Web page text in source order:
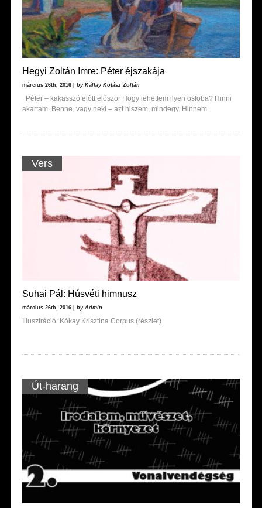
Hegyi Zoltán Imre: Péter éjszakája
március 26th, 2016 | by Kállay Kotász Zoltán
Péter – kakasszó előtt először Hogy lehettem ilyen ostoba? Hinni
akartam. Benne, vagy neki – azt hiszem, mindegy. Hinnem
Vers
Suhai Pál: Húsvéti himnusz
március 26th, 2016 | by Admin
Illusztráció: Kókay Krisztina Corpus (részlet)
Út-harang